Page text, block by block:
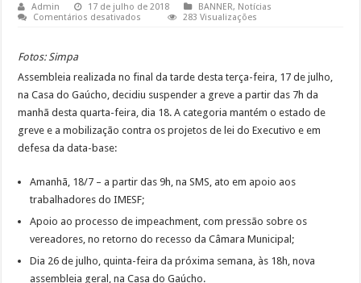
Admin 17 de julho de 2018 BANNER, Notícias
Comentários desativados
recesso
Câmara
de
283 Visualizações
Fotos: Simpa
Assembleia realizada no final da tarde desta terça-feira, 17 de julho,
na Casa do Gaúcho, decidiu suspender a greve a partir das 7h da
manhã desta quarta-feira, dia 18. A categoria mantém o estado de
greve e a mobilização contra os projetos de lei do Executivo e em
defesa da data-base:
Amanhã, 18/7 – a partir das 9h, na SMS, ato em apoio aos
trabalhadores do IMESF;
Apoio ao processo de impeachment, com pressão sobre os
vereadores, no retorno do recesso da Câmara Municipal;
Dia 26 de julho, quinta-feira da próxima semana, às 18h, nova
assembleia geral, na Casa do Gaúcho.